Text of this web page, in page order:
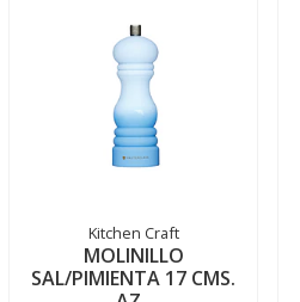
Kitchen Craft
MOLINILLO
SAL/PIMIENTA 17 CMS.